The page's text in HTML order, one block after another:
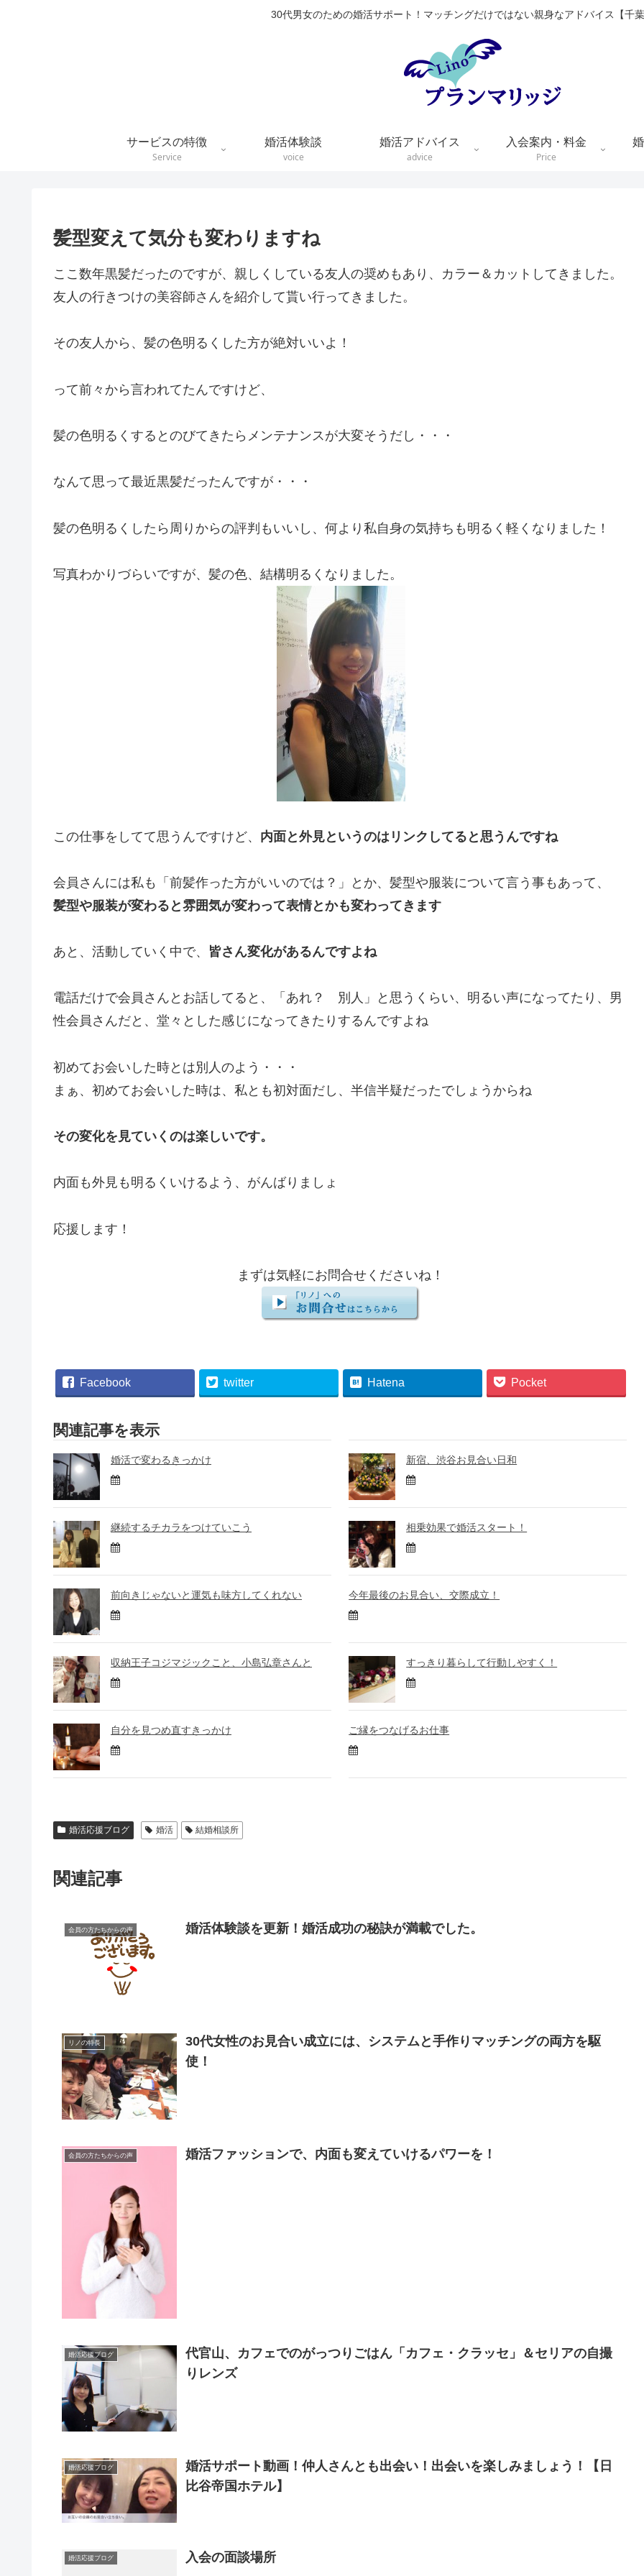
30代男女のための婚活サポート！マッチングだけではない親身なアドバイス【千
サービスの特徴
Service
婚活体験談
voice
婚活アドバイス
advice
入会案内・料金
Price
髪型変えて気分も変わりますね
ここ数年黒髪だったのですが、親しくしている友人の奨めもあり、カラー＆カットしてきました。
友人の行きつけの美容師さんを紹介して貰い行ってきました。
その友人から、髪の色明るくした方が絶対いいよ！
って前々から言われてたんですけど、
髪の色明るくするとのびてきたらメンテナンスが大変そうだし・・・
なんて思って最近黒髪だったんですが・・・
髪の色明るくしたら周りからの評判もいいし、何より私自身の気持ちも明るく軽くなりました！
写真わかりづらいですが、髪の色、結構明るくなりました。
この仕事をしてて思うんですけど、 内面と外見というのはリンクしてると思うんですね
会員さんには私も「前髪作った方がいいのでは？」とか、髪型や服装について言う事もあって、
髪型や服装が変わると雰囲気が変わって表情とかも変わってきます
あと、活動していく中で、 皆さん変化があるんですよね
電話だけで会員さんとお話してると、「あれ？ 別人」と思うくらい、明るい声になってたり、男
性会員さんだと、堂々とした感じになってきたりするんですよね
初めてお会いした時とは別人のよう・・・
まぁ、初めてお会いした時は、私とも初対面だし、半信半疑だったでしょうからね
その変化を見ていくのは楽しいです。
内面も外見も明るくいけるよう、がんばりましょ
応援します！
まずは気軽にお問合せくださいね！
Facebook twitter Hatena Pocket
関連記事を表示
婚活で変わるきっかけ 新宿、渋谷お見合い日和
継続するチカラをつけていこう 相乗効果で婚活スタート！
前向きじゃないと運気も味方してくれない 今年最後のお見合い、交際成立！
収納王子コジマジックこと、小島弘章さんと すっきり暮らして行動しやすく！
自分を見つめ直すきっかけ ご縁をつなげるお仕事
婚活応援ブログ 婚活 結婚相談所
関連記事
会員の方たちからの声 婚活体験談を更新！婚活成功の秘訣が満載でした。
リノの特長
30代女性のお見合い成立には、システムと手作りマッチングの両方を駆
使！
会員の方たちからの声 婚活ファッションで、内面も変えていけるパワーを！
婚活応援ブログ
代官山、カフェでのがっつりごはん「カフェ・クラッセ」＆セリアの自撮
りレンズ
婚活応援ブログ
婚活サポート動画！仲人さんとも出会い！出会いを楽しみましょう！【日
比谷帝国ホテル】
婚活応援ブログ 入会の面談場所